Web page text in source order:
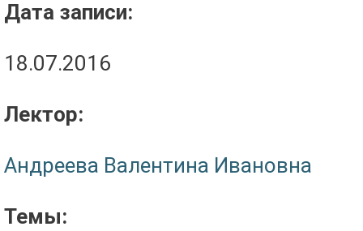
Дата записи:
18.07.2016
Лектор:
Андреева Валентина Ивановна
Темы: